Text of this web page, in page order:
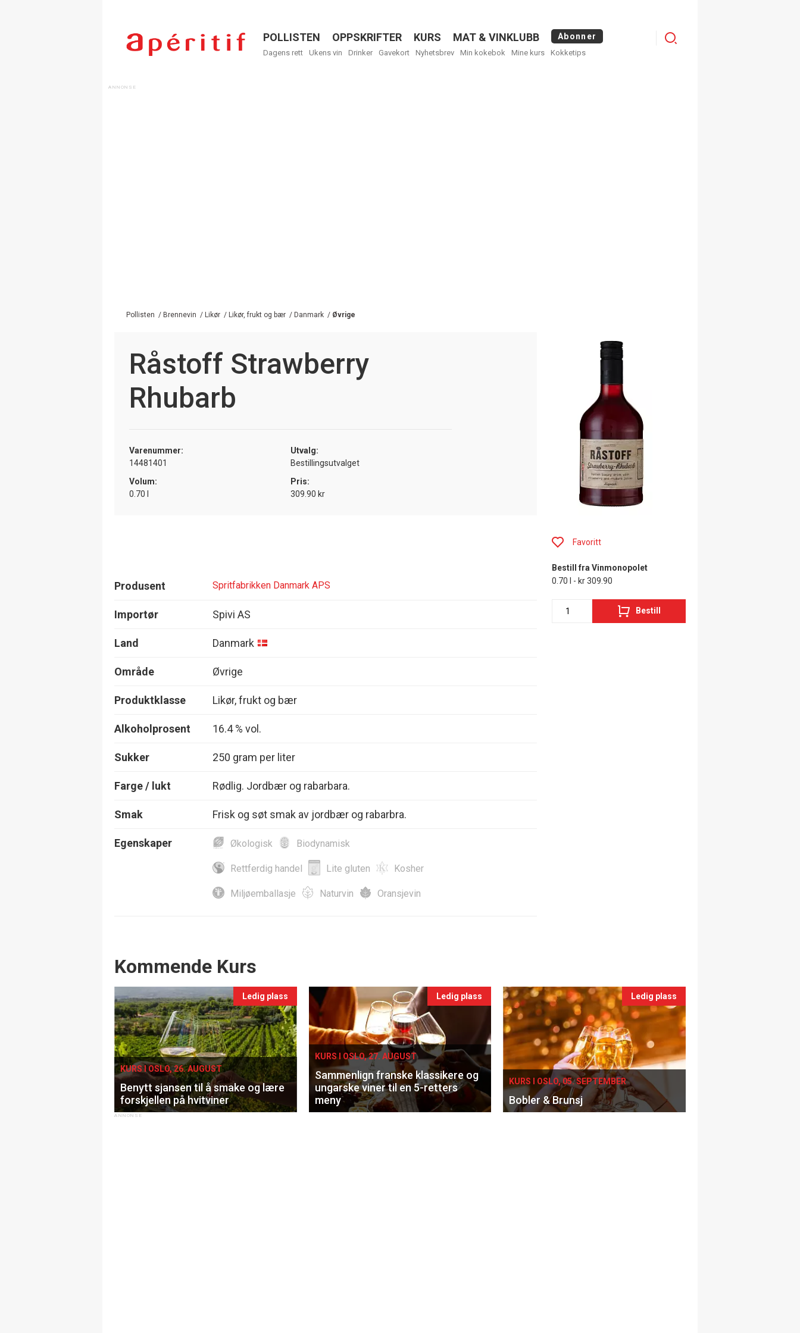
Menu
POLLISTEN OPPSKRIFTER KURS MAT & VINKLUBB Abonner
Dagens rett Ukens vin Drinker Gavekort Nyhetsbrev Min kokebok Mine kurs Kokketips
Menu
Pollisten / Brennevin / Likør / Likør, frukt og bær / Danmark / Øvrige
Råstoff Strawberry
Rhubarb
Varenummer:
14481401
Utvalg:
Bestillingsutvalget
Volum:
0.70 l
Pris:
309.90 kr
Produsent Spritfabrikken Danmark APS
Importør Spivi AS
Land Danmark
Område Øvrige
Produktklasse Likør, frukt og bær
Alkoholprosent 16.4 % vol.
Sukker 250 gram per liter
Farge / lukt Rødlig. Jordbær og rabarbara.
Smak Frisk og søt smak av jordbær og rabarbra.
Egenskaper Økologisk Biodynamisk
Rettferdig handel Lite gluten Kosher
Miljøemballasje Naturvin Oransjevin
Favoritt
Bestill fra Vinmonopolet
0.70 l - kr 309.90
Bestill
Events
Kommende Kurs
Ledig plass
KURS I OSLO, 26. AUGUST
Benytt sjansen til å smake og lære
forskjellen på hvitviner
Ledig plass
KURS I OSLO, 27. AUGUST
Sammenlign franske klassikere og
ungarske viner til en 5-retters
meny
Ledig plass
KURS I OSLO, 05. SEPTEMBER
Bobler & Brunsj